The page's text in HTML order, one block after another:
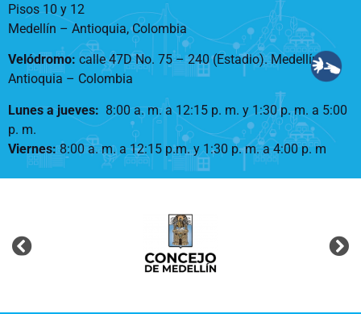
Pisos 10 y 12
Medellín – Antioquia, Colombia
Velódromo: calle 47D No. 75 – 240 (Estadio). Medellín –
Antioquia – Colombia
Lunes a jueves: 8:00 a. m. a 12:15 p. m. y 1:30 p. m. a 5:00
p. m.
Viernes:8:00 a. m. a 12:15 p.m. y 1:30 p. m. a 4:00 p. m